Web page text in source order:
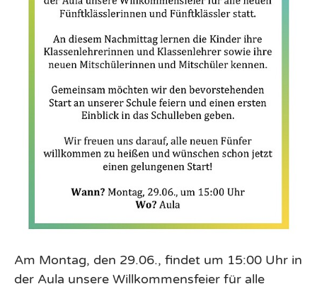
Am Montag, den 29.06., findet um 15:00 Uhr in
der Aula unsere Willkommensfeier für alle